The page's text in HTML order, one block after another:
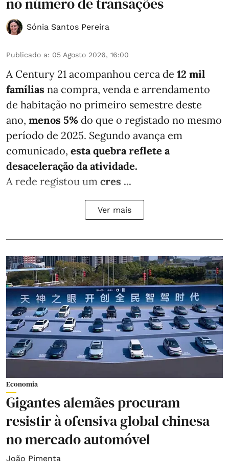
Sónia Santos Pereira
Publicado a: 05 Agosto 2026, 16:00
A Century 21 acompanhou cerca de 12 mil
famílias na compra, venda e arrendamento
de habitação no primeiro semestre deste
ano, menos 5% do que o registado no mesmo
período de 2025. Segundo avança em
comunicado, esta quebra reflete a
desaceleração da atividade.
A rede registou um cres ...
Ver mais
Economia
Gigantes alemães procuram
resistir à ofensiva global chinesa
no mercado automóvel
João Pimenta